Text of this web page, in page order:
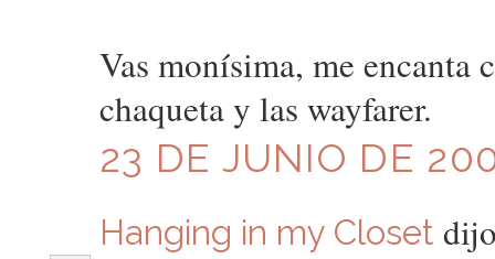
Vas monísima, me encanta
chaqueta y las wayfarer.
23 DE JUNIO DE
Hanging in my Closet